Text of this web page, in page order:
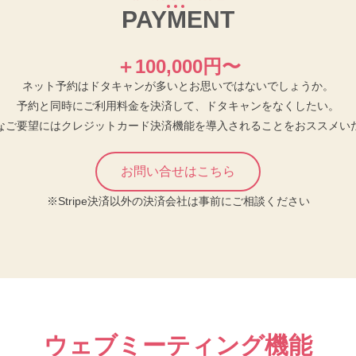
PAYMENT
＋100,000円〜
ネット予約はドタキャンが多いとお思いではないでしょうか。
予約と同時にご利用料金を決済して、ドタキャンをなくしたい。
ご要望にはクレジットカード決済機能を導入されることをおススメい
お問い合せはこちら
※Stripe決済以外の決済会社は事前にご相談ください
ウェブミーティング機能